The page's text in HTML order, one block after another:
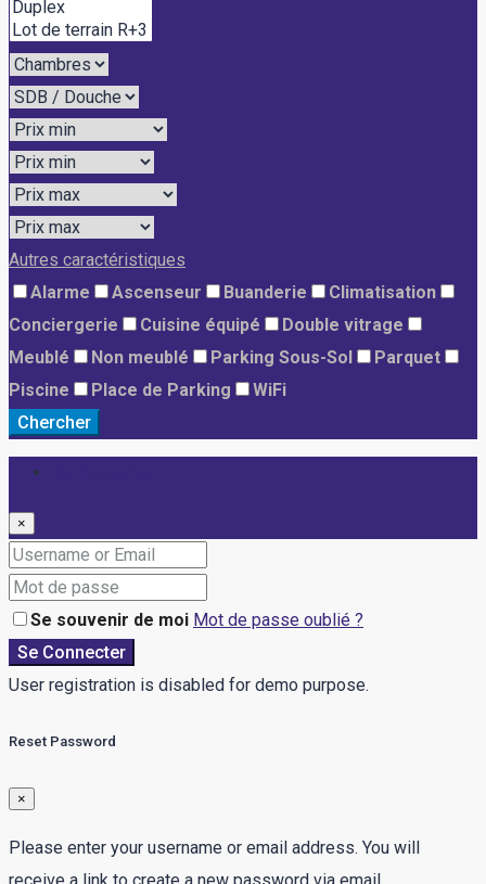
Autres caractéristiques
Alarme
Ascenseur Buanderie
Climatisation
Conciergerie
Cuisine équipé
Double vitrage
Meublé
Non meublé Parking Sous-Sol
Parquet
Piscine
Place de Parking
WiFi
Chercher
×
Se souvenir de moi Mot de passe oublié ?
Se Connecter
User registration is disabled for demo purpose.
Reset Password
×
Please enter your username or email address. You will